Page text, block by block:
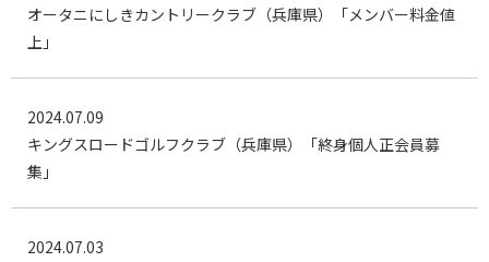
オータニにしきカントリークラブ（兵庫県）「メンバー料金値
上」
2024.07.09
キングスロードゴルフクラブ（兵庫県）「終身個人正会員募
集」
2024.07.03